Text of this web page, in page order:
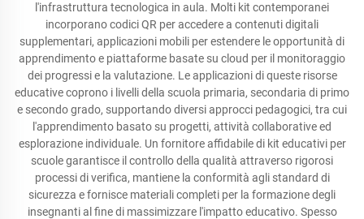
l'infrastruttura tecnologica in aula. Molti kit contemporanei
incorporano codici QR per accedere a contenuti digitali
supplementari, applicazioni mobili per estendere le opportunità di
apprendimento e piattaforme basate su cloud per il monitoraggio
dei progressi e la valutazione. Le applicazioni di queste risorse
educative coprono i livelli della scuola primaria, secondaria di primo
e secondo grado, supportando diversi approcci pedagogici, tra cui
l'apprendimento basato su progetti, attività collaborative ed
esplorazione individuale. Un fornitore affidabile di kit educativi per
scuole garantisce il controllo della qualità attraverso rigorosi
processi di verifica, mantiene la conformità agli standard di
sicurezza e fornisce materiali completi per la formazione degli
insegnanti al fine di massimizzare l'impatto educativo. Spesso